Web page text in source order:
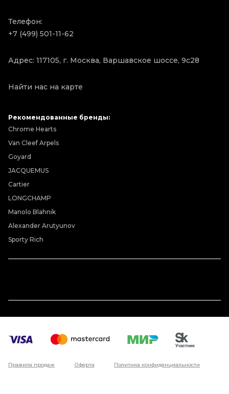
Телефон:
+7 (499) 501-11-62
Адрес: 117105, г. Москва, Варшавское шоссе, 9с28
Найти нас на карте
Рекомендованные бренды:
Chrome Hearts
Van Cleef Arpels
Goyard
JACQUEMUS
Cartier
LONGCHAMP
Manolo Blahnik
Alexander Arutyunov
Sporty Rich
Правила продаж Оферта Политика конфиденциальности